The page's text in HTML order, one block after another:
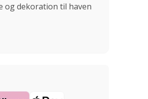
og dekoration til haven